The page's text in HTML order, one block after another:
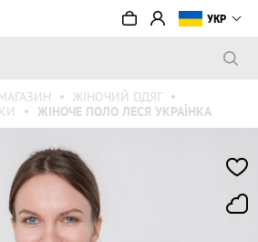
УКР
ЖІНОЧИЙ ОДЯГ
ЖІНОЧЕ ПОЛО ЛЕСЯ УКРАЇНКА